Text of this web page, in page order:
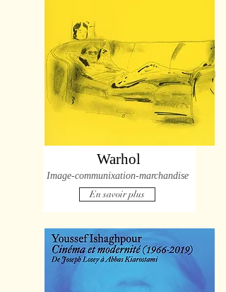
Warhol
Image-communixation-marchandise
En savoir plus